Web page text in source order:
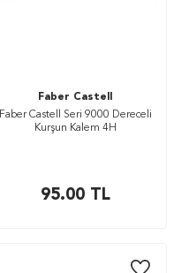
Faber Castell
Faber Castell Seri 9000 Dereceli
Kurşun Kalem 4H
95.00TL